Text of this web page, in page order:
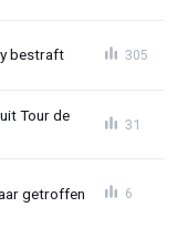
bestraft 305
Tour de
31
getroffen 6